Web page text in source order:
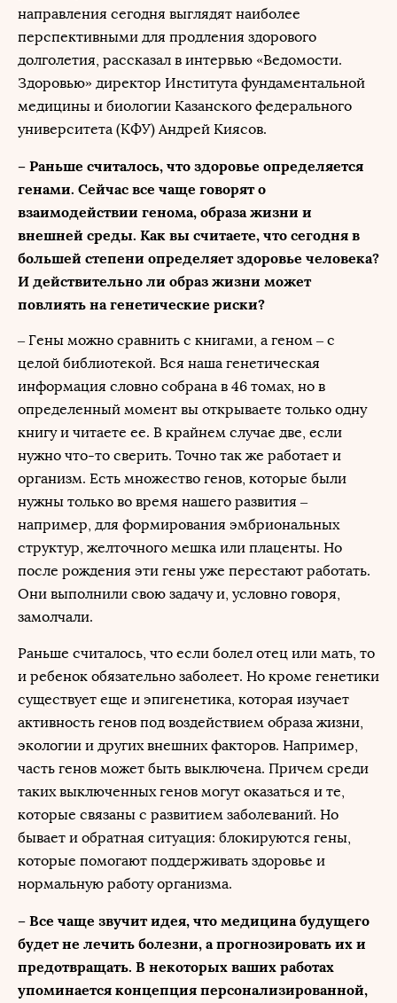
направления сегодня выглядят наиболее
перспективными для продления здорового
долголетия, рассказал в интервью «Ведомости.
Здоровью» директор Института фундаментальной
медицины и биологии Казанского федерального
университета (КФУ) Андрей Киясов.
– Раньше считалось, что здоровье определяется
генами. Сейчас все чаще говорят о
взаимодействии генома, образа жизни и
внешней среды. Как вы считаете, что сегодня в
большей степени определяет здоровье человека?
И действительно ли образ жизни может
повлиять на генетические риски?
– Гены можно сравнить с книгами, а геном – с
целой библиотекой. Вся наша генетическая
информация словно собрана в 46 томах, но в
определенный момент вы открываете только одну
книгу и читаете ее. В крайнем случае две, если
нужно что-то сверить. Точно так же работает и
организм. Есть множество генов, которые были
нужны только во время нашего развития –
например, для формирования эмбриональных
структур, желточного мешка или плаценты. Но
после рождения эти гены уже перестают работать.
Они выполнили свою задачу и, условно говоря,
замолчали.
Раньше считалось, что если болел отец или мать, то
и ребенок обязательно заболеет. Но кроме генетики
существует еще и эпигенетика, которая изучает
активность генов под воздействием образа жизни,
экологии и других внешних факторов. Например,
часть генов может быть выключена. Причем среди
таких выключенных генов могут оказаться и те,
которые связаны с развитием заболеваний. Но
бывает и обратная ситуация: блокируются гены,
которые помогают поддерживать здоровье и
нормальную работу организма.
– Все чаще звучит идея, что медицина будущего
будет не лечить болезни, а прогнозировать их и
предотвращать. В некоторых ваших работах
упоминается концепция персонализированной,